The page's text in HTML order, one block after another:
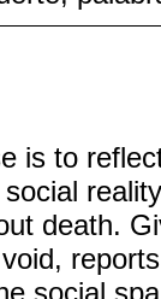
is to
death.